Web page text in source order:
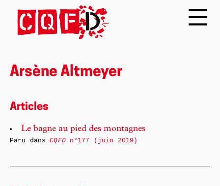
Arsène Altmeyer
Articles
Le bagne au pied des montagnes
Paru dansCQFDn°177 (juin 2019)